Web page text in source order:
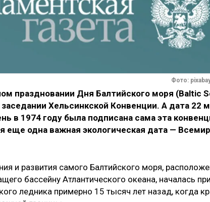
Фото:
праздновании Дня Балтийского моря (Baltic
Хельсинкской Конвенции. А дата 22
в 1974 году была подписана сама эта
еще одна важная экологическая дата —
и развития самого Балтийского моря,
бассейну Атлантического океана, началась
ледника примерно 15 тысяч лет назад, когда